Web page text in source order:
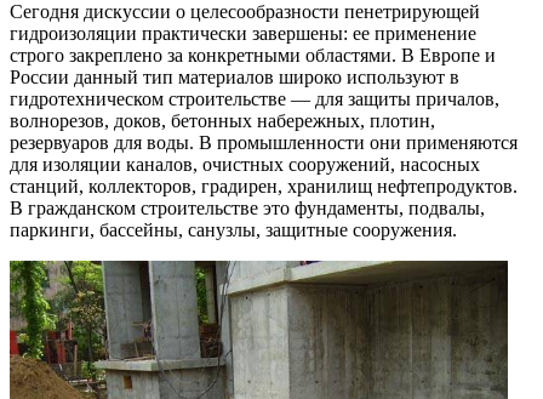
Сегодня дискуссии о целесообразности пенетрирующей
гидроизоляции практически завершены: ее применение
строго закреплено за конкретными областями. В Европе и
России данный тип материалов широко используют в
гидротехническом строительстве — для защиты причалов,
волнорезов, доков, бетонных набережных, плотин,
резервуаров для воды. В промышленности они применяются
для изоляции каналов, очистных сооружений, насосных
станций, коллекторов, градирен, хранилищ нефтепродуктов.
В гражданском строительстве это фундаменты, подвалы,
паркинги, бассейны, санузлы, защитные сооружения.